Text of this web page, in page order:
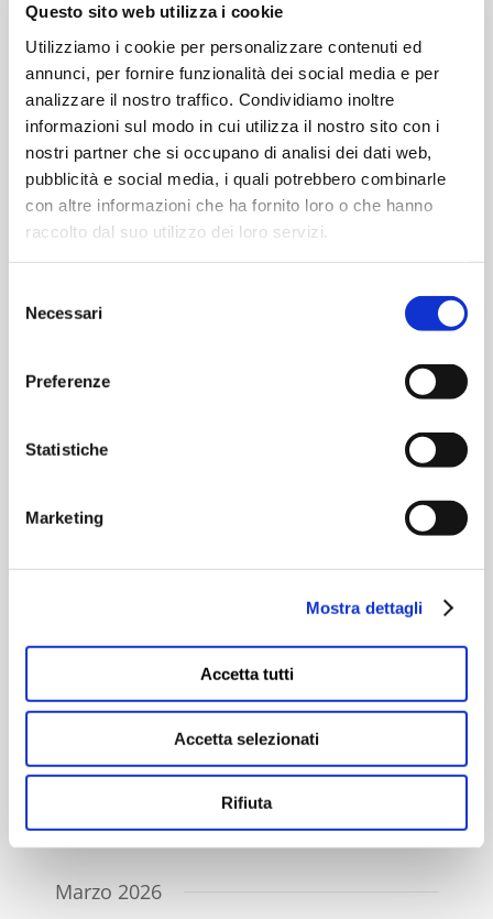
Questo sito web utilizza i cookie
Utilizziamo i cookie per personalizzare contenuti ed
annunci, per fornire funzionalità dei social media e per
analizzare il nostro traffico. Condividiamo inoltre
informazioni sul modo in cui utilizza il nostro sito con i
nostri partner che si occupano di analisi dei dati web,
pubblicità e social media, i quali potrebbero combinarle
con altre informazioni che ha fornito loro o che hanno
raccolto dal suo utilizzo dei loro servizi.
delNecessari
Preferenze
Statistiche
Marketing
Mostra dettagli
Accetta tutti
Accetta selezionati
Rifiuta
2 Dicembre 2025 - 17:00
Scrittura collettiva in simboli
a partire dalle parole dei
dadi raccontastorie
9 Dicembre 2025 - 17:00
Leggiamo insieme libri in
simboli. Il modeling e la
multimodalità
Marzo 2026